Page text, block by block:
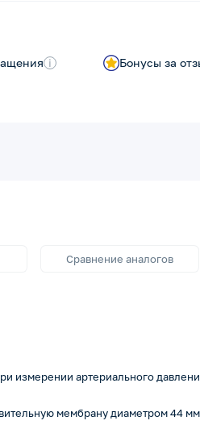
i Бонусы за
Сравнение аналогов
измерении артериального
мембрану диаметром 44